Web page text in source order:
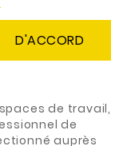
D'ACCORD
de travail,
de
auprès